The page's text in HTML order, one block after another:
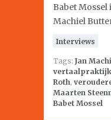
Babet Mossel
Machiel
Interviews
Tags: Jan
vertaalpraktijk
Roth,
Maarten
Babet Mossel